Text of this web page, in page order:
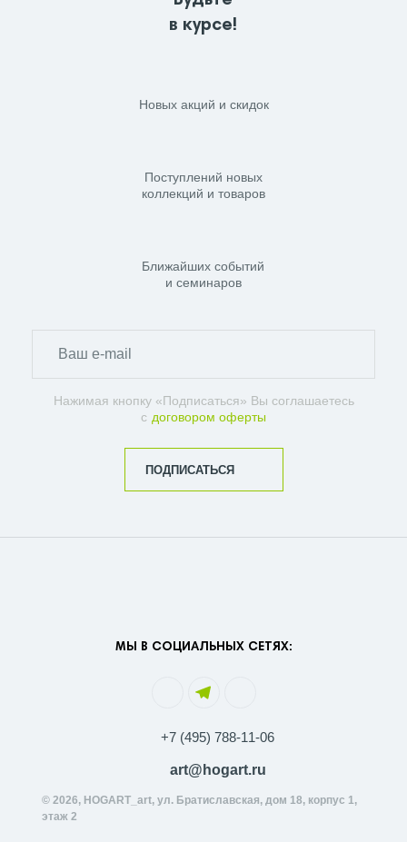
в курсе!
Новых акций и скидок
Поступлений новых
коллекций и товаров
Ближайших событий
и семинаров
Нажимая кнопку «Подписаться» Вы соглашаетесь
с договором оферты
ПОДПИСАТЬСЯ
МЫ В СОЦИАЛЬНЫХ СЕТЯХ:
+7 (495) 788-11-06
art@hogart.ru
© 2026, HOGART_art, ул. Братиславская, дом 18, корпус 1,
этаж 2